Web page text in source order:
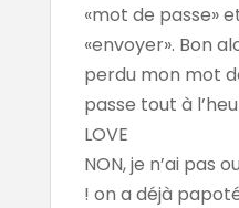
«mot de passe»
«envoyer». Bon
perdu mon mot
passe tout à
LOVE
NON, je n’ai pas
! on a déjà